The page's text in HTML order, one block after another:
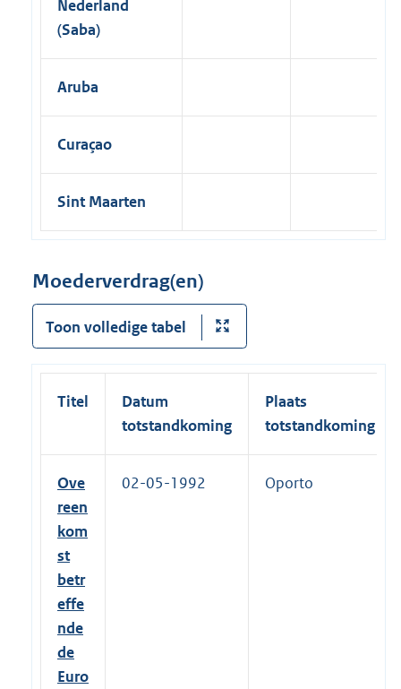
Nederland
(Saba)
Aruba
Curaçao
Sint Maarten
Moederverdrag(en)
Toon volledige tabel
Titel
Datum
totstandkoming
Plaats
totstandkoming
Ove
reen
kom
st
betr
effe
nde
de
Euro
02-05-1992 Oporto